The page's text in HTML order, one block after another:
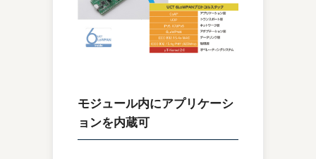
モジュール内にアプリケーシ
ョンを内蔵可